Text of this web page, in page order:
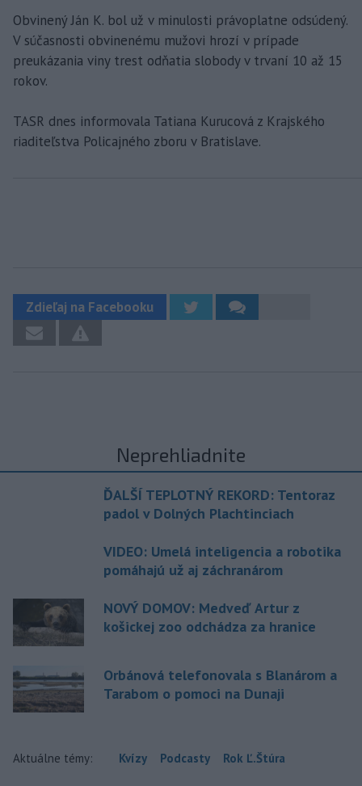
Obvinený Ján K. bol už v minulosti právoplatne odsúdený.
V súčasnosti obvinenému mužovi hrozí v prípade
preukázania viny trest odňatia slobody v trvaní 10 až 15
rokov.
TASR dnes informovala Tatiana Kurucová z Krajského
riaditeľstva Policajného zboru v Bratislave.
Zdieľaj na Facebooku
Neprehliadnite
ĎALŠÍ TEPLOTNÝ REKORD: Tentoraz
padol v Dolných Plachtinciach
VIDEO: Umelá inteligencia a robotika
pomáhajú už aj záchranárom
NOVÝ DOMOV: Medveď Artur z
košickej zoo odchádza za hranice
Orbánová telefonovala s Blanárom a
Tarabom o pomoci na Dunaji
Aktuálne témy: Kvízy Podcasty Rok Ľ.Štúra